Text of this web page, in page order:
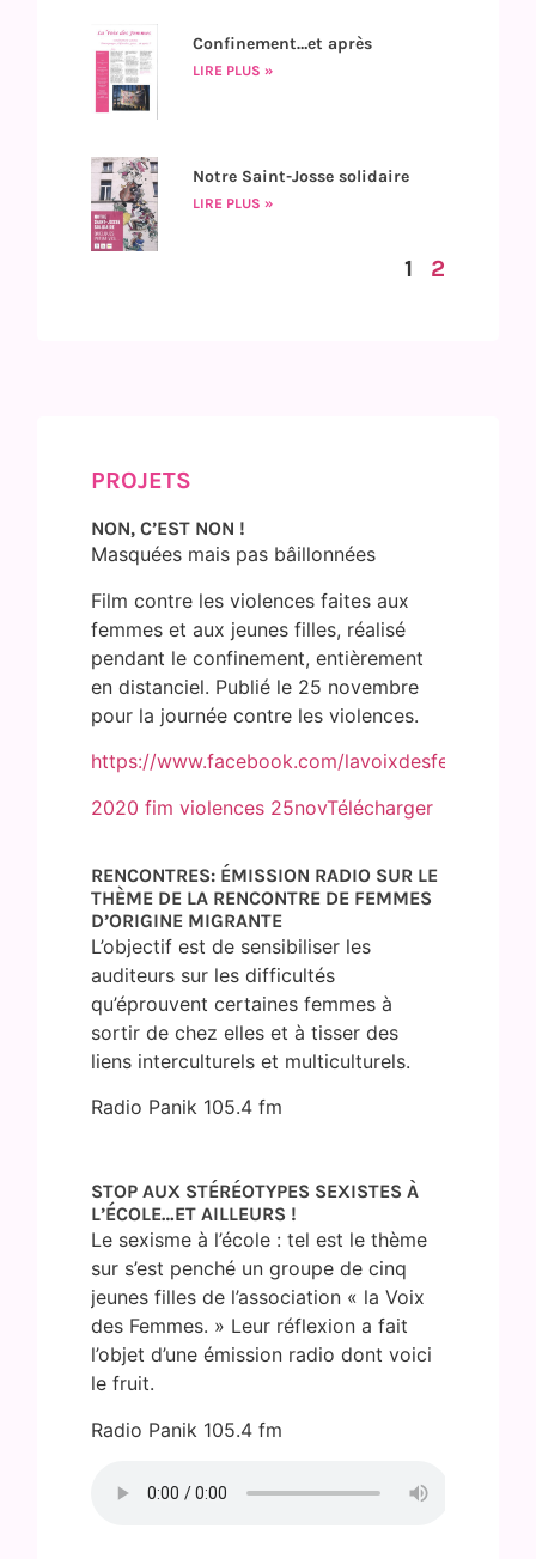
Confinement…et après
LIRE PLUS »
Notre Saint-Josse solidaire
LIRE PLUS »
1 2
PROJETS
NON, C’EST NON !
Masquées mais pas bâillonnées
Film contre les violences faites aux
femmes et aux jeunes filles, réalisé
pendant le confinement, entièrement
en distanciel. Publié le 25 novembre
pour la journée contre les violences.
https://www.facebook.com/
2020 fim violences 25novTélécharger
RENCONTRES: ÉMISSION RADIO SUR LE
THÈME DE LA RENCONTRE DE FEMMES
D’ORIGINE MIGRANTE
L’objectif est de sensibiliser les
auditeurs sur les difficultés
qu’éprouvent certaines femmes à
sortir de chez elles et à tisser des
liens interculturels et multiculturels.
Radio Panik 105.4 fm
STOP AUX STÉRÉOTYPES SEXISTES À
L’ÉCOLE…ET AILLEURS !
Le sexisme à l’école : tel est le thème
sur s’est penché un groupe de cinq
jeunes filles de l’association « la Voix
des Femmes. » Leur réflexion a fait
l’objet d’une émission radio dont voici
le fruit.
Radio Panik 105.4 fm